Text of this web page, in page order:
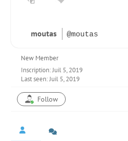
moutas @moutas
New Member
Inscription: Juil 5, 2019
Last seen: Juil 5, 2019
Follow